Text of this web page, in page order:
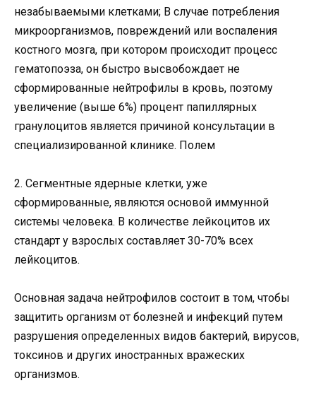
незабываемыми клетками; В случае потребления
микроорганизмов, повреждений или воспаления
костного мозга, при котором происходит процесс
гематопоэза, он быстро высвобождает не
сформированные нейтрофилы в кровь, поэтому
увеличение (выше 6%) процент папиллярных
гранулоцитов является причиной консультации в
специализированной клинике. Полем
2. Сегментные ядерные клетки, уже
сформированные, являются основой иммунной
системы человека. В количестве лейкоцитов их
стандарт у взрослых составляет 30-70% всех
лейкоцитов.
Основная задача нейтрофилов состоит в том, чтобы
защитить организм от болезней и инфекций путем
разрушения определенных видов бактерий, вирусов,
токсинов и других иностранных вражеских
организмов.